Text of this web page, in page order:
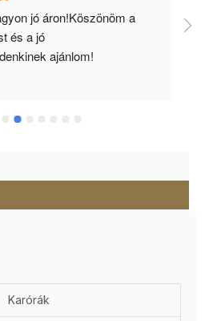
jó áron!Köszönöm a
és a jó
ajánlom!
Karórák